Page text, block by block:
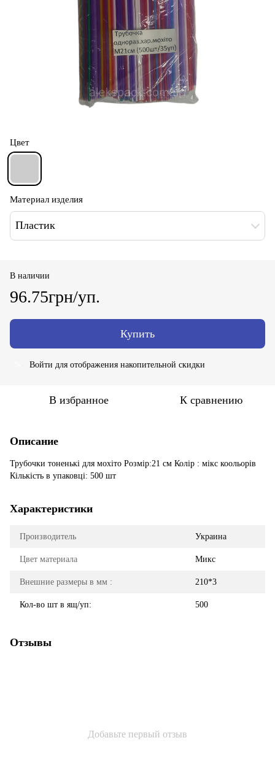
Цвет
Материал изделия
Пластик
В наличии
96.75грн/уп.
Купить
Войти для отображения накопительной скидки
В избранное К сравнению
Описание
Трубочки тоненькі для мохіто Розмір:21 см Колір : мікс коольорів
Кількість в упаковці: 500 шт
Характеристики
Производитель Украина
Цвет материала Микс
Внешние размеры в мм : 210*3
Кол-во шт в ящ/уп: 500
Отзывы
Добавьте первый отзыв